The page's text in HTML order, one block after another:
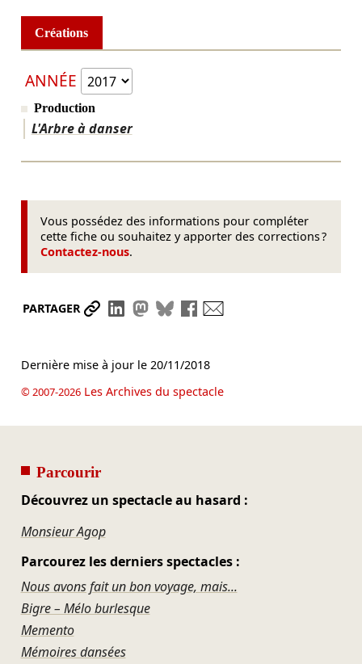
Créations
ANNÉE
Production
L'Arbre à danser
Vous possédez des informations pour compléter
cette fiche ou souhaitez y apporter des corrections ?
Contactez-nous.
PARTAGER Partager le lien
Partager sur LinkedIn
Partager sur Mastodon
Partager sur Bluesky
Partager sur Facebook
Dernière mise à jour le 20/11/2018
© 2007-2026Les Archives du spectacle
Parcourir
Découvrez un spectacle au hasard :
Monsieur Agop
Parcourez les derniers spectacles :
Nous avons fait un bon voyage, mais...
Bigre – Mélo burlesque
Memento
Mémoires dansées